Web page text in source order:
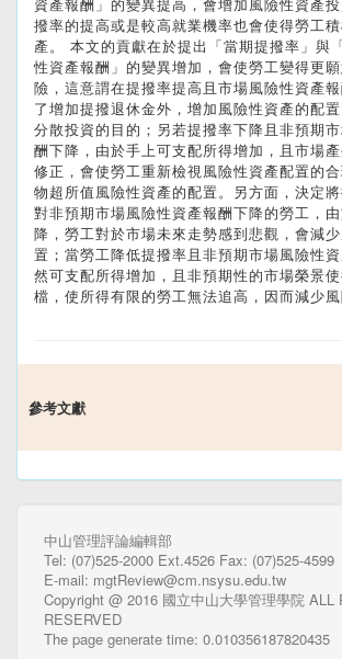
撥率的提高或是較高就業機率也會使得勞工
產。 本文的貢獻在於提出「當期提撥率」與
性資產報酬」的變異增加，會使勞工變得更
險，這意謂在提撥率提高且市場風險性資產
了增加提撥退休金外，增加風險性資產的配
分散投資的目的；另若提撥率下降且非預期
酬下降，由於手上可支配所得增加，且市場
修正，會使勞工重新檢視風險性資產配置的
物超所值風險性資產的配置。另方面，決定
對非預期市場風險性資產報酬下降的勞工，
降，勞工對於市場未來走勢感到悲觀，會減
置；當勞工降低提撥率且非預期市場風險性
然可支配所得增加，且非預期性的市場榮景
檔，使所得有限的勞工無法追高，因而減少風
參考文獻
中山管理評論編輯部
Tel: (07)525-2000 Ext.4526 Fax: (07)525-4599
E-mail: mgtReview@cm.nsysu.edu.tw
Copyright @ 2016 國立中山大學管理學院 ALL
RESERVED
The page generate time: 0.010356187820435